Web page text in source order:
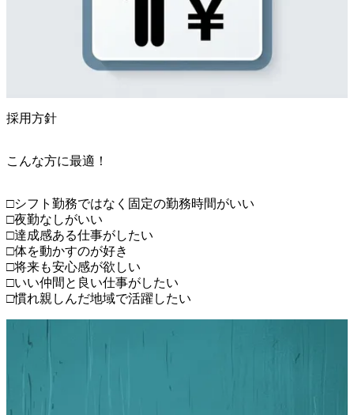
採用方針
こんな方に最適！
□シフト勤務ではなく固定の勤務時間がいい
□夜勤なしがいい
□達成感ある仕事がしたい
□体を動かすのが好き
□将来も安心感が欲しい
□いい仲間と良い仕事がしたい
□慣れ親しんだ地域で活躍したい